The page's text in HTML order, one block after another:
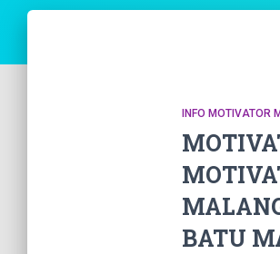
INFO MOTIVATOR
BATU